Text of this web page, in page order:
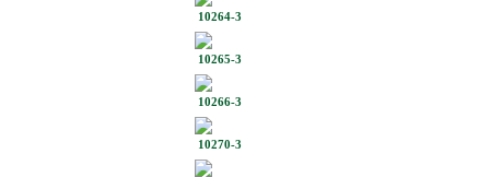
10264-3
10265-3
10266-3
10270-3